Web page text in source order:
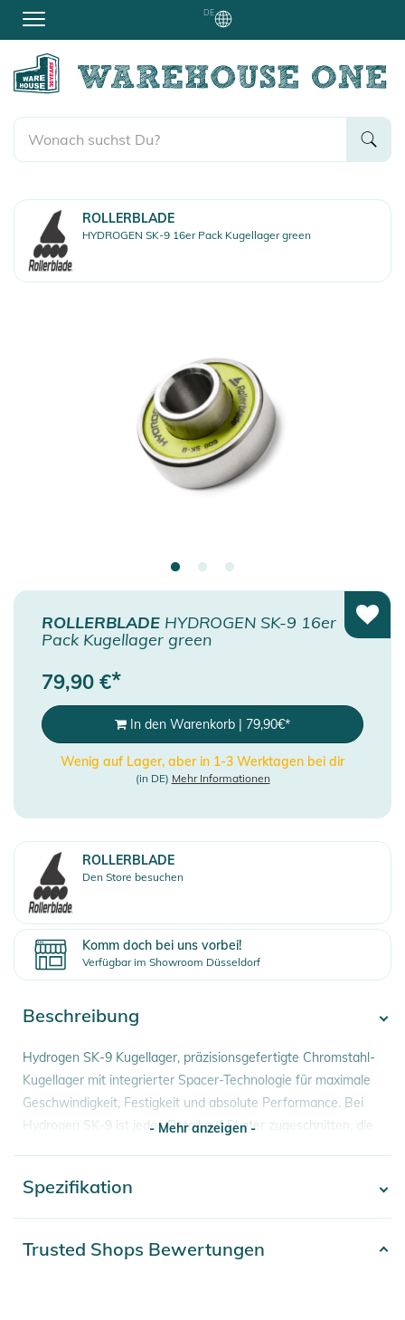
DE
ROLLERBLADE
HYDROGEN SK-9 16er Pack Kugellager green
ROLLERBLADE HYDROGEN SK-9 16er
Pack Kugellager green
79,90 €*
In den Warenkorb | 79,90€*
Wenig auf Lager, aber in 1-3 Werktagen bei dir
(in DE) Mehr Informationen
ROLLERBLADE
Den Store besuchen
Komm doch bei uns vorbei!
Verfügbar im Showroom Düsseldorf
Beschreibung
Hydrogen SK-9 Kugellager, präzisionsgefertigte Chromstahl-
Kugellager mit integrierter Spacer-Technologie für maximale
Geschwindigkeit, Festigkeit und absolute Performance. Bei
Hydrogen SK-9 ist jedes Detail auf Skater zugeschnitten, die
Eigenschaften:
- DIESES LAGER IST FÜR – Skater, die die ideale Kombination
Wartung suchen.
- Mehr anzeigen -
Spezifikation
Trusted Shops Bewertungen